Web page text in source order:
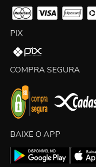
PIX
COMPRA SEGURA
BAIXE O APP